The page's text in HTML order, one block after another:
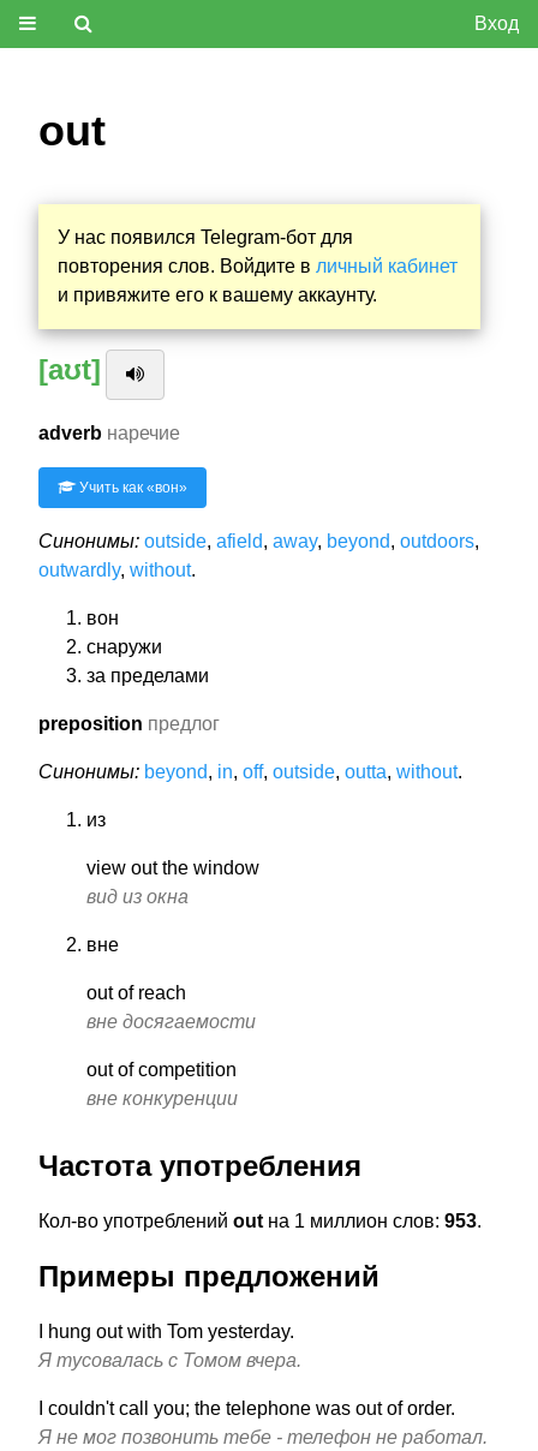
Вход
out
У нас появился Telegram-бот для
повторения слов. Войдите в личный кабинет
и привяжите его к вашему аккаунту.
[aʊt]
adverb наречие
Учить как «вон»
Синонимы: outside, afield, away, beyond, outdoors,
outwardly, without.
вон
снаружи
за пределами
preposition предлог
Синонимы: beyond, in, off, outside, outta, without.
из
view out the window
вид из окна
вне
out of reach
вне досягаемости
out of competition
вне конкуренции
Частота употребления
Кол-во употреблений out на 1 миллион слов: 953.
Примеры предложений
I hung out with Tom yesterday.
Я тусовалась с Томом вчера.
I couldn't call you; the telephone was out of order.
Я не мог позвонить тебе - телефон не работал.